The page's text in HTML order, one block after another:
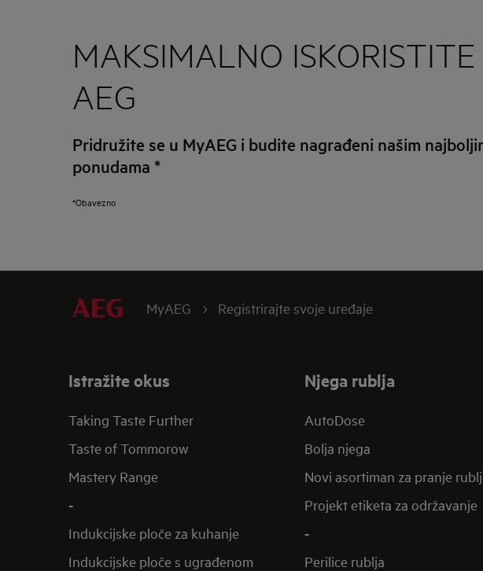
MAKSIMALNO ISKORISTITE
AEG
Pridružite se u MyAEG i budite nagrađeni našim
ponudama *
*Obavezno
MyAEG Registrirajte svoje uređaje
Istražite okus
Taking Taste Further
Taste of Tommorow
Mastery Range
-
Indukcijske ploče za kuhanje
Indukcijske ploče s ugrađenom
Njega rublja
AutoDose
Bolja njega
Novi asortiman za pranje
Projekt etiketa za održavanje
-
Perilice rublja